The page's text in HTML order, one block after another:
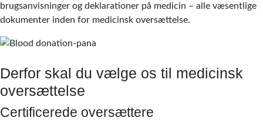
brugsanvisninger og deklarationer på medicin – alle væsentlige
dokumenter inden for medicinsk oversættelse.
Derfor skal du vælge os til medicinsk
oversættelse
Certificerede oversættere